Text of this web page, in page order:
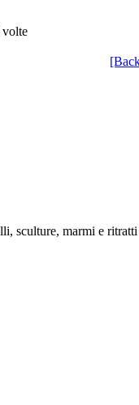
volte
sculture, marmi e